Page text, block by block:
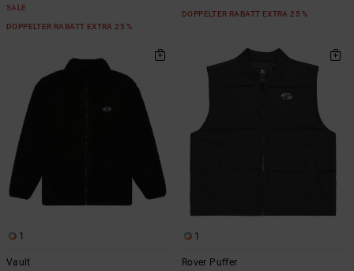
SALE
DOPPELTER RABATT EXTRA 25 %
DOPPELTER RABATT EXTRA 25 %
1
Vault
1
Rover Puffer